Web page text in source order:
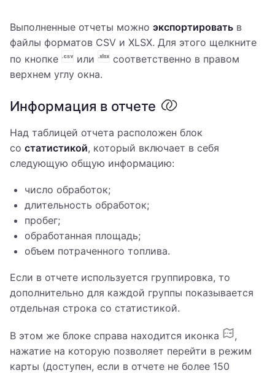
Выполненные отчеты можно экспортировать в
файлы форматов CSV и XLSX. Для этого щелкните
по кнопке
или
соответственно в правом
верхнем углу окна.
Информация в отчете
Над таблицей отчета расположен блок
со статистикой, который включает в себя
следующую общую информацию:
число обработок;
длительность обработок;
пробег;
обработанная площадь;
объем потраченного топлива.
Если в отчете используется группировка, то
дополнительно для каждой группы показывается
отдельная строка со статистикой.
В этом же блоке справа находится иконка
,
нажатие на которую позволяет перейти в режим
карты (доступен, если в отчете не более 150